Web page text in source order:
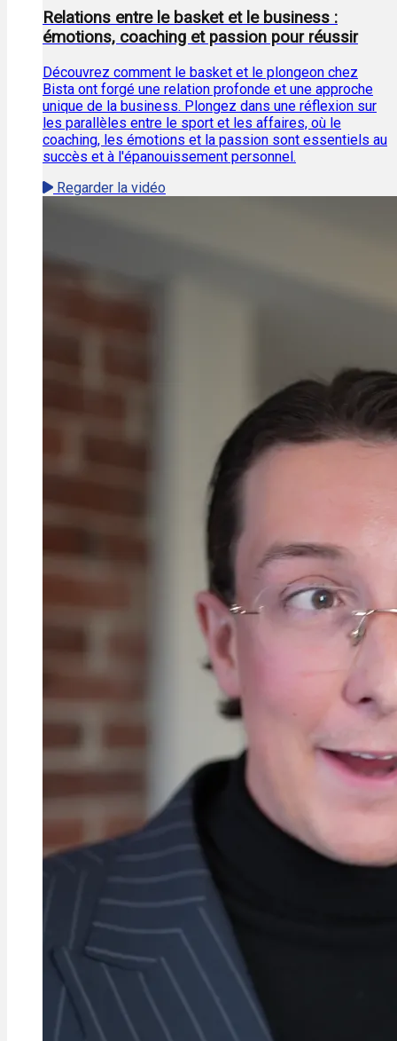
Relations entre le basket et le business :
émotions, coaching et passion pour réussir
Découvrez comment le basket et le plongeon chez
Bista ont forgé une relation profonde et une approche
unique de la business. Plongez dans une réflexion sur
les parallèles entre le sport et les affaires, où le
coaching, les émotions et la passion sont essentiels au
succès et à l'épanouissement personnel.
Regarder la vidéo